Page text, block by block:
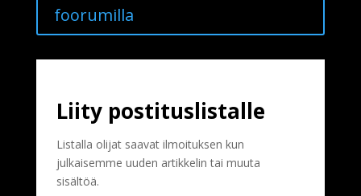
foorumilla
Liity postituslistalle
Listalla olijat saavat ilmoituksen kun
julkaisemme uuden artikkelin tai muuta
sisältöä.